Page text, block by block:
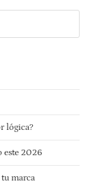
lógica?
este 2026
marca